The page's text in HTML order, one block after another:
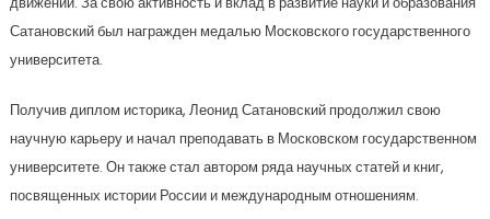
Сатановский был награжден медалью Московского государственного
университета.
Получив диплом историка, Леонид Сатановский продолжил свою
научную карьеру и начал преподавать в Московском государственном
университете. Он также стал автором ряда научных статей и книг,
посвященных истории России и международным отношениям.